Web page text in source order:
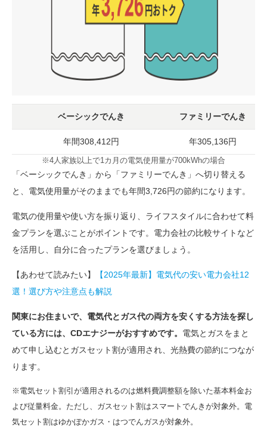
ベーシックでんき ファミリーでんき
年間308,412円 年305,136円
※4人家族以上で1カ月の電気使用量が700kWhの場合
「ベーシックでんき」から「ファミリーでんき」へ切り替える
と、電気使用量がそのままでも年間3,726円の節約になります。
電気の使用量や使い方を振り返り、ライフスタイルに合わせて料
金プランを選ぶことがポイントです。電力会社の比較サイトなど
を活用し、自分に合ったプランを選びましょう。
【あわせて読みたい】
【2025年最新】電気代の安い電力会社12
選！選び方や注意点も解説
関東にお住まいで、電気代とガス代の両方を安くする方法を探し
ている方には、CDエナジーがおすすめです。 電気とガスをまと
めて申し込むとガスセット割が適用され、光熱費の節約につなが
ります。
※電気セット割引が適用されるのは燃料費調整額を除いた基本料金お
よび従量料金。ただし、ガスセット割はスマートでんきが対象外。電
気セット割はゆかぽかガス・はつでんガスが対象外。